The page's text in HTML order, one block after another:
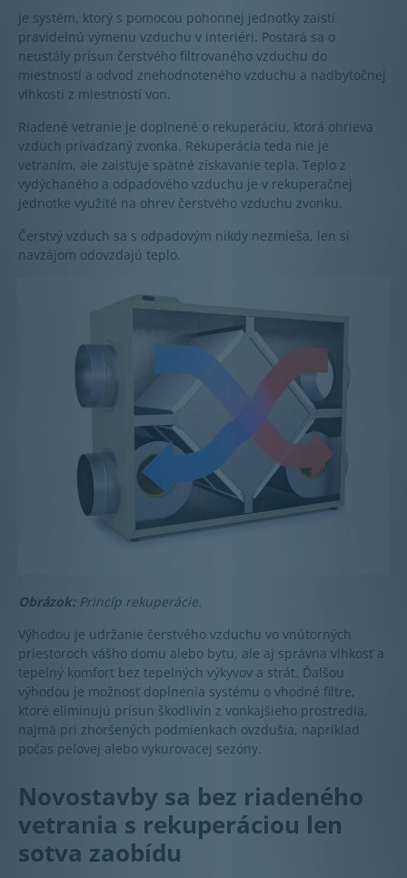
je systém, ktorý s pomocou pohonnej jednotky zaistí
pravidelnú výmenu vzduchu v interiéri. Postará sa o
neustály prísun čerstvého filtrovaného vzduchu do
miestností a odvod znehodnoteného vzduchu a nadbytočnej
vlhkosti z miestností von.
Riadené vetranie je doplnené o rekuperáciu, ktorá ohrieva
vzduch prívadzaný zvonka. Rekuperácia teda nie je
vetraním, ale zaisťuje spätné získavanie tepla. Teplo z
vydýchaného a odpadového vzduchu je v rekuperačnej
jednotke využité na ohrev čerstvého vzduchu zvonku.
Čerstvý vzduch sa s odpadovým nikdy nezmieša, len si
navzájom odovzdajú teplo.
Obrázok:Princíp rekuperácie.
Výhodou je udržanie čerstvého vzduchu vo vnútorných
priestoroch vášho domu alebo bytu, ale aj správna vlhkosť a
tepelný komfort bez tepelných výkyvov a strát. Ďalšou
výhodou je možnosť doplnenia systému o vhodné filtre,
ktoré eliminujú prísun škodlivín z vonkajšieho prostredia,
najmä pri zhoršených podmienkach ovzdušia, napríklad
počas peľovej alebo vykurovacej sezóny.
Novostavby sa bez riadeného
vetrania s rekuperáciou len
sotva zaobídu